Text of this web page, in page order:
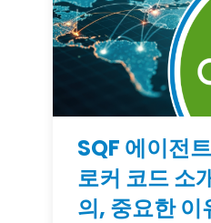
SQF 에이전
로커 코드 소
의, 중요한 이